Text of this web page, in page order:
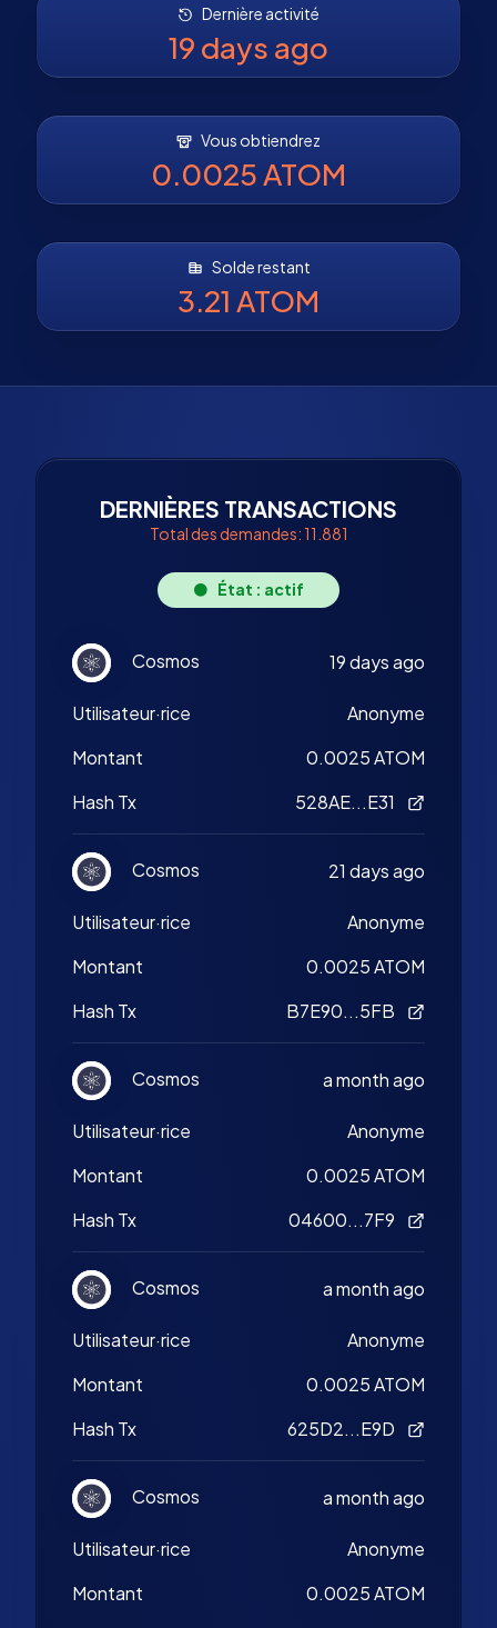
Dernière activité
19 days ago
Vous obtiendrez
0.0025 ATOM
Solde restant
3.21 ATOM
DERNIÈRES TRANSACTIONS
Total des demandes: 11.881
État : actif
Cosmos 19 days ago
Utilisateur·rice
Anonyme
Montant
0.0025 ATOM
Hash Tx
528AE...E31
Cosmos 21 days ago
Utilisateur·rice
Anonyme
Montant
0.0025 ATOM
Hash Tx
B7E90...5FB
Cosmos a month ago
Utilisateur·rice
Anonyme
Montant
0.0025 ATOM
Hash Tx
04600...7F9
Cosmos a month ago
Utilisateur·rice
Anonyme
Montant
0.0025 ATOM
Hash Tx
625D2...E9D
Cosmos a month ago
Utilisateur·rice
Anonyme
Montant
0.0025 ATOM